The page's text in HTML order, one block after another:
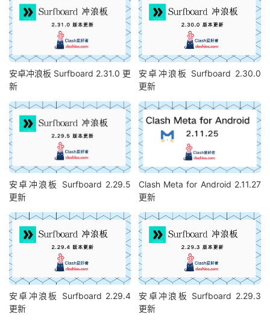
安卓冲浪板 Surfboard 2.31.0 更
新
安卓冲浪板 Surfboard 2.30.0
更新
安卓冲浪板 Surfboard 2.29.5
更新
Clash Meta for Android 2.11.27
更新
安卓冲浪板 Surfboard 2.29.4
更新
安卓冲浪板 Surfboard 2.29.3
更新